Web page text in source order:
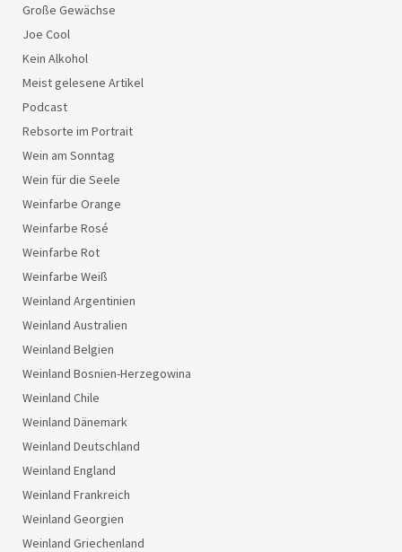
Große Gewächse
Joe Cool
Kein Alkohol
Meist gelesene Artikel
Podcast
Rebsorte im Portrait
Wein am Sonntag
Wein für die Seele
Weinfarbe Orange
Weinfarbe Rosé
Weinfarbe Rot
Weinfarbe Weiß
Weinland Argentinien
Weinland Australien
Weinland Belgien
Weinland Bosnien-Herzegowina
Weinland Chile
Weinland Dänemark
Weinland Deutschland
Weinland England
Weinland Frankreich
Weinland Georgien
Weinland Griechenland